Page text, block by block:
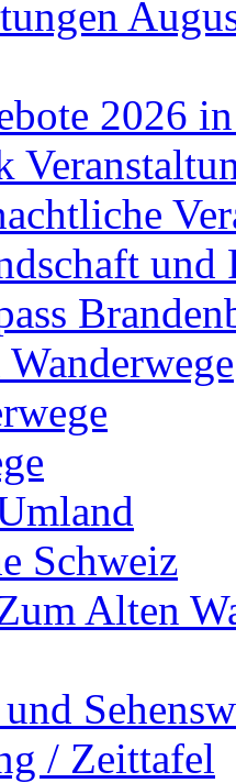
2026
und
Schweiz
Alten
/ Zeittafel